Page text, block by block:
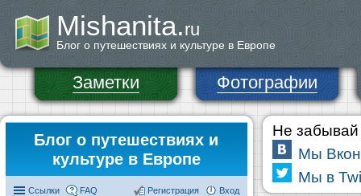
Mishanita.ru
Блог о путешествиях и культуре в Европе
Заметки Фотографии
Блог о путешествиях и
культуре в Европе
Ссылки FAQ Вход
Регистрация
Не забывай
Мы
Мы в